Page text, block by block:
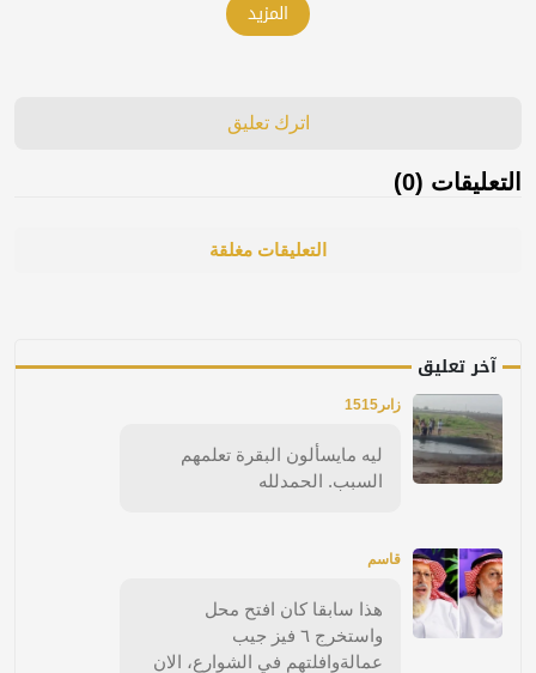
المزيد
اترك تعليق
التعليقات (0)
التعليقات مغلقة
آخر تعليق
زاىر1515
ليه مايسألون البقرة تعلمهم
السبب. الحمدلله
قاسم
هذا سابقا كان افتح محل
واستخرج ٦ فيز جيب
عمالةوافلتهم في الشوارع، الان